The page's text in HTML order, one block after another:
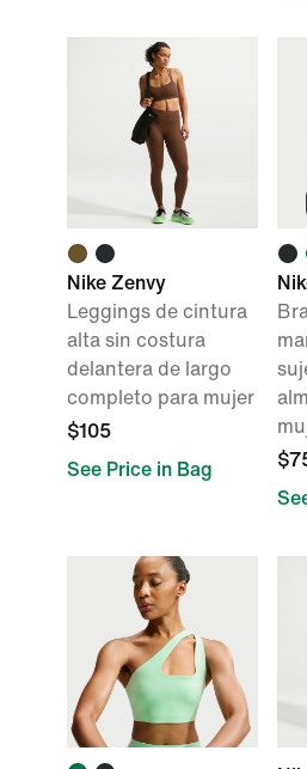
Nike Zenvy
Leggings de cintura
alta sin costura
delantera de largo
completo para mujer
$105
See Price in Bag